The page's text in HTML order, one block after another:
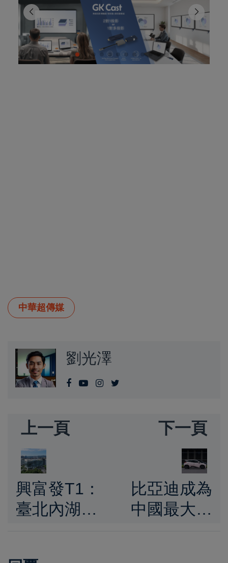
中華超傳媒
劉光澤
上一頁
興富發T1：
臺北內湖的
下一頁
比亞迪成為
中國最大汽